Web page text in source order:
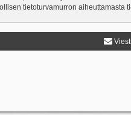
tietoturvamurron aiheuttamasta